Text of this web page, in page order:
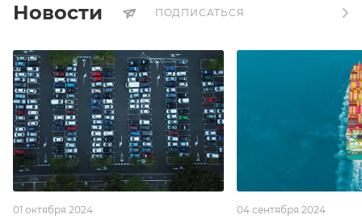
Новости ПОДПИСАТЬСЯ
01 октября 2024 04 сентября 2024